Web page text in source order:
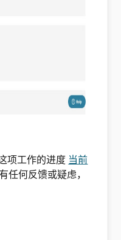
项工作的进度 当前
任何反馈或疑虑，